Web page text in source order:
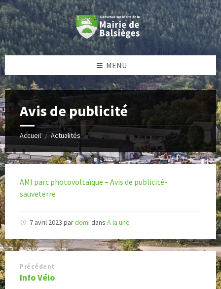
Skip
to
content
Skip
to
left
sidebar
Skip
to
right
sidebar
Skip
to
footer
MENU
Avis de publicité
Accueil / Actualités
AMI parc photovoltaïque – Avis de publicité-
sauveterre
7 avril 2023 pardomi dans A la une
Précédent
Info Vélo